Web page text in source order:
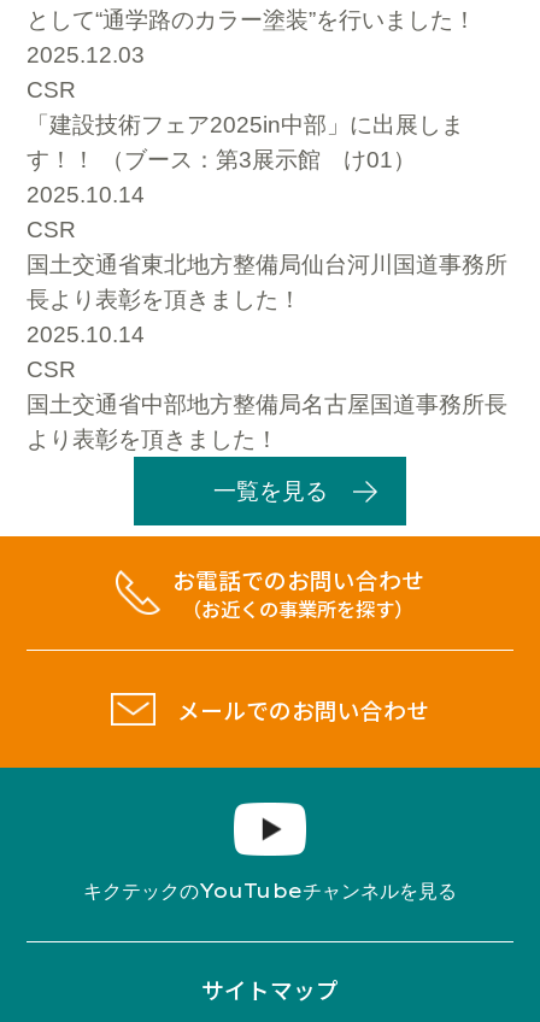
として“通学路のカラー塗装”を行いました！
2025.12.03
CSR
「建設技術フェア2025in中部」に出展しま
す！！ （ブース：第3展示館 け01）
2025.10.14
CSR
国土交通省東北地方整備局仙台河川国道事務所
長より表彰を頂きました！
2025.10.14
CSR
国土交通省中部地方整備局名古屋国道事務所長
より表彰を頂きました！
一覧を見る
お電話でのお問い合わせ
（お近くの事業所を探す）
メールでのお問い合わせ
キクテックのYouTubeチャンネルを見る
サイトマップ